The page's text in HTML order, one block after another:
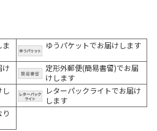
ま
ゆうパケットでお届けします
け
定形外郵便(簡易書留)でお届
けします
し
レターパックライトでお届け
します